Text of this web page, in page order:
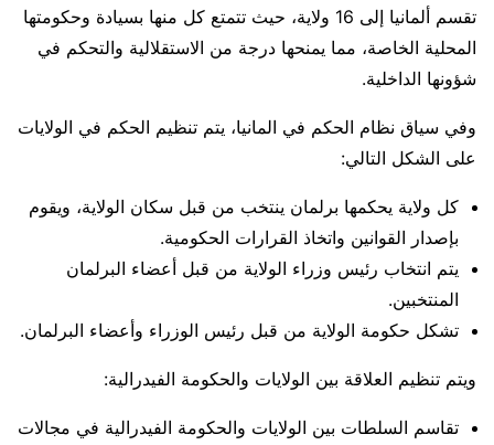
تقسم ألمانيا إلى 16 ولاية، حيث تتمتع كل منها بسيادة وحكومتها
المحلية الخاصة، مما يمنحها درجة من الاستقلالية والتحكم في
شؤونها الداخلية.
وفي سياق نظام الحكم في المانيا، يتم تنظيم الحكم في الولايات
على الشكل التالي:
كل ولاية يحكمها برلمان ينتخب من قبل سكان الولاية، ويقوم
بإصدار القوانين واتخاذ القرارات الحكومية.
يتم انتخاب رئيس وزراء الولاية من قبل أعضاء البرلمان
المنتخبين.
تشكل حكومة الولاية من قبل رئيس الوزراء وأعضاء البرلمان.
ويتم تنظيم العلاقة بين الولايات والحكومة الفيدرالية:
تقاسم السلطات بين الولايات والحكومة الفيدرالية في مجالات